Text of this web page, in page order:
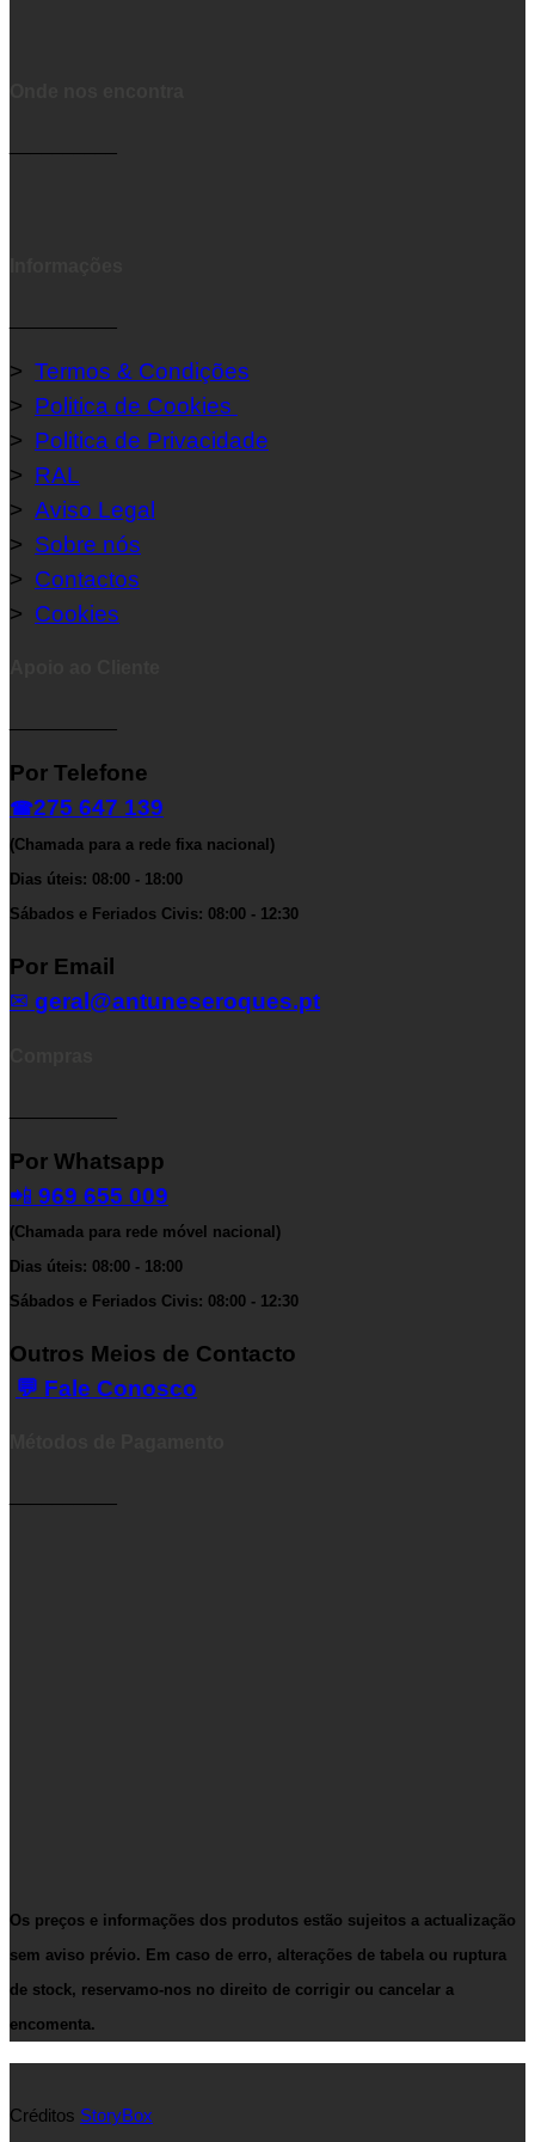
> Termos & Condições
> Politica de Cookies
> Politica de Privacidade
> RAL
> Aviso Legal
> Sobre nós
> Contactos
> Cookies
Por Telefone
☎275 647 139
(Chamada para a rede fixa nacional)
Dias úteis: 08:00 - 18:00
Sábados e Feriados Civis: 08:00 - 12:30
Por Email
✉ geral@antuneseroques.pt
Por Whatsapp
📲 969 655 009
(Chamada para rede móvel nacional)
Dias úteis: 08:00 - 18:00
Sábados e Feriados Civis: 08:00 - 12:30
Outros Meios de Contacto
💬 Fale Conosco
Os preços e informações dos produtos estão sujeitos a actualização
sem aviso prévio. Em caso de erro, alterações de tabela ou ruptura
de stock, reservamo-nos no direito de corrigir ou cancelar a
encomenta.
Créditos StoryBox